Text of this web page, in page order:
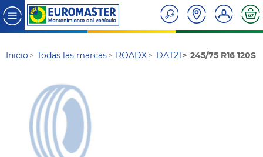
Inicio Todas las marcas ROADX DAT21 245/75 R16 120S